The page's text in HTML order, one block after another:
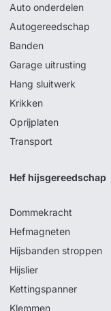
Auto onderdelen
Autogereedschap
Banden
Garage uitrusting
Hang sluitwerk
Krikken
Oprijplaten
Transport
Hef hijsgereedschap
Dommekracht
Hefmagneten
Hijsbanden stroppen
Hijslier
Kettingspanner
Klemmen